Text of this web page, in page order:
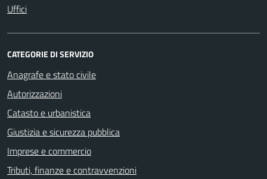
Uffici
CATEGORIE DI SERVIZIO
Anagrafe e stato civile
Autorizzazioni
Catasto e urbanistica
Giustizia e sicurezza pubblica
Imprese e commercio
Tributi, finanze e contravvenzioni